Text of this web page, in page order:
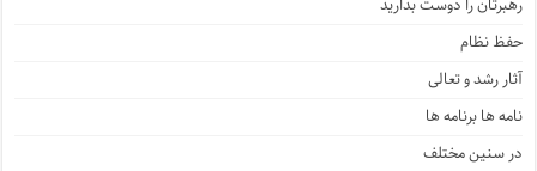
حفظ نظام
آثار رشد و تعالی
نامه ها برنامه ها
در سنین مختلف